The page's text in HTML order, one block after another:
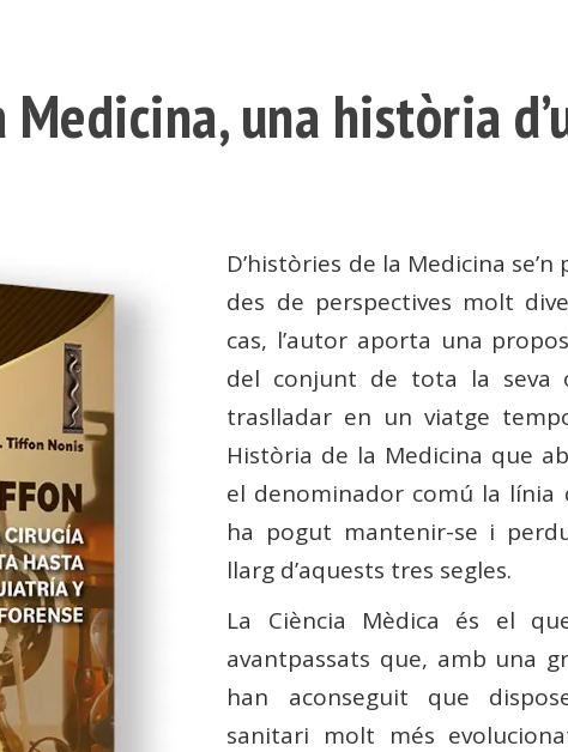
una història
D’històries de la Medicina
des de perspectives molt
cas, l’autor aporta una
del conjunt de tota la seva
traslladar en un viatge
Història de la Medicina que
el denominador comú la línia
ha pogut mantenir-se i
llarg d’aquests tres segles.
La Ciència Mèdica és el
avantpassats que, amb una
han aconseguit que
sanitari molt més